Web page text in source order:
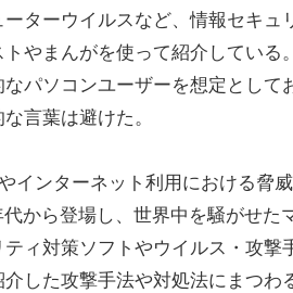
ターウイルスなど、情報セキ
やまんがを使って紹介してい
パソコンユーザーを想定とし
言葉は避けた。
インターネット利用における脅
から登場し、世界中を騒がせ
ィ対策ソフトやウイルス・攻
した攻撃手法や対処法にまつ